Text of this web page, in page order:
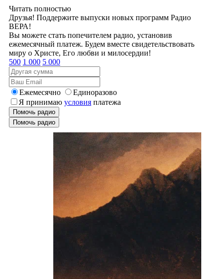
Читать полностью
Друзья! Поддержите выпуски новых программ Радио
ВЕРА!
Вы можете стать попечителем радио, установив
ежемесячный платеж. Будем вместе свидетельствовать
миру о Христе, Его любви и милосердии!
500 1 000 5 000
Ежемесячно
Единоразово
Я принимаю условия платежа
Помочь радио
Помочь радио